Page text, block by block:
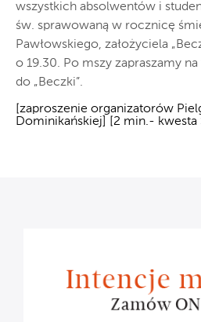
wszystkich absolwentów i
św. sprawowaną w rocznicę
Pawłowskiego, założyciela
o 19.30. Po mszy zapraszamy
do „Beczki”.
[zaproszenie organizatorów
Dominikańskiej] [2 min.- kwesta